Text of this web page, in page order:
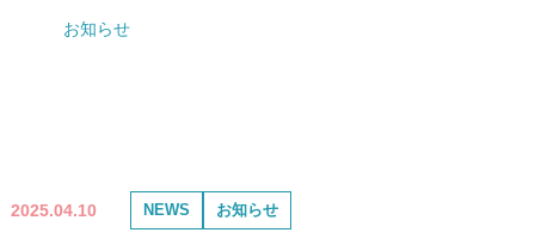
お知らせ
2025.04.10 NEWS お知らせ